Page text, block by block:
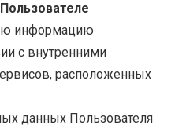
информацию
с внутренними
расположенных
данных Пользователя